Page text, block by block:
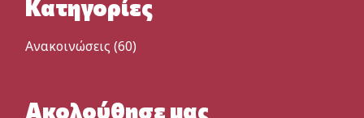
Κατηγορίες
Ανακοινώσεις (60)
Ακολούθησε μας